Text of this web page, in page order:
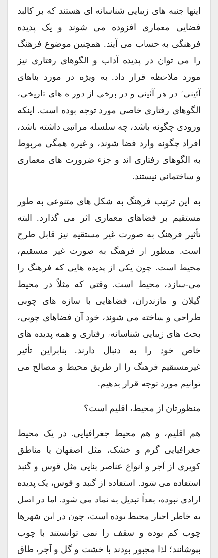
اینها جنبه های زیبایی شناسانه ای هستند که بر کالبد
فضایی معماری افزوده می شوند و یک پدیده
فرهنگی به حساب می آیند. همچنین موضوع فرهنگ
را می توان در پدیده آداب و الگوهای رفتاری نیز
مورد ملاحظه قرار داد. به ویژه در مورد بناهای
آئینی؛ در هر آئینی و در برخی از دور ه های تاریخی،
الگوهای رفتاری خاصی مورد توجه بوده است. اینکه
ورودی چگونه باشد، چه سلسله مراتبی داشته باشد،
افراد چگونه وارد فضا شوند، و غیره همگی مربوط
به الگوهای رفتاری اند و جزء ضرورت های معماری
و ساختمانی نیستند.
به این ترتیب فرهنگ به شکل های متنوعی به طور
مستقیم بر فضاهای معماری اثر می گذارد. البته
تأثیر فرهنگ به صورت غیر مستقیم نیز قابل طرح
است. منظور از فرهنگ به صورت غیر مستقیم،
محیط است. چون یکی از پدیده هایی که فرهنگ را
می-سازد، محیط است. وقتی که مثلاً در محیط
گیلان و مازندران، فضاهایی با سازه های چوبی
طراحی و ساخته می شوند، خود آن فضاهای چوبی،
بحث های زیبایی شناسانه، رفتاری و همه پدیده های
خاص خود را به دنبال دارند. بنابراین تأثیر
غیرمستقیم فرهنگ را از طریق محیط و مصالح می
توانیم مورد توجه قرار بدهیم.
منظورتان از محیط، اقلیم است؟
هم اقلیم، و هم محیط جغرافیایی. در یک محیط
جغرافیایی گرم و خشک، مثل اصفهان یا مناطق
کویری از آجر و انواع عناصر بنایی مثل قوس و گنبد
استفاده می شود. استفاده از گنبد و قوس، یک پدیده
ارادی نبوده، بعداً تبدیل به نماد می شود. اما در اصل
به خاطر اجبار محیط بوده است، چون در این شهرها
چوب کم بوده و سقف را نمی توانستند با چوب
بپوشانند؛ لذا مجبور بودند با خشت و گل و آجر، طاق